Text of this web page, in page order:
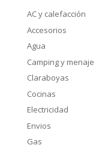
AC y calefacción
Accesorios
Agua
Camping y menaje
Claraboyas
Cocinas
Electricidad
Envios
Gas